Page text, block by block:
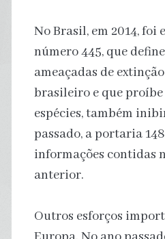
No Brasil, em 2014,
número 445, que
ameaçadas de
brasileiro e que proíbe
espécies, também
passado, a portaria
informações contidas
anterior.
Outros esforços